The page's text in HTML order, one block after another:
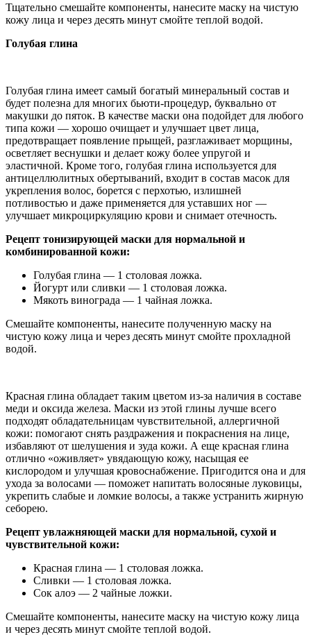
Тщательно смешайте компоненты, нанесите маску на чистую
кожу лица и через десять минут смойте теплой водой.
Голубая глина
Голубая глина имеет самый богатый минеральный состав и
будет полезна для многих бьюти-процедур, буквально от
макушки до пяток. В качестве маски она подойдет для любого
типа кожи — хорошо очищает и улучшает цвет лица,
предотвращает появление прыщей, разглаживает морщины,
осветляет веснушки и делает кожу более упругой и
эластичной. Кроме того, голубая глина используется для
антицеллюлитных обертываний, входит в состав масок для
укрепления волос, борется с перхотью, излишней
потливостью и даже применяется для уставших ног —
улучшает микроциркуляцию крови и снимает отечность.
Рецепт тонизирующей маски для нормальной и
комбинированной кожи:
Голубая глина — 1 столовая ложка.
Йогурт или сливки — 1 столовая ложка.
Мякоть винограда — 1 чайная ложка.
Смешайте компоненты, нанесите полученную маску на
чистую кожу лица и через десять минут смойте прохладной
водой.
Красная глина обладает таким цветом из-за наличия в составе
меди и оксида железа. Маски из этой глины лучше всего
подходят обладательницам чувствительной, аллергичной
кожи: помогают снять раздражения и покраснения на лице,
избавляют от шелушения и зуда кожи. А еще красная глина
отлично «оживляет» увядающую кожу, насыщая ее
кислородом и улучшая кровоснабжение. Пригодится она и для
ухода за волосами — поможет напитать волосяные луковицы,
укрепить слабые и ломкие волосы, а также устранить жирную
себорею.
Рецепт увлажняющей маски для нормальной, сухой и
чувствительной кожи:
Красная глина — 1 столовая ложка.
Сливки — 1 столовая ложка.
Сок алоэ — 2 чайные ложки.
Смешайте компоненты, нанесите маску на чистую кожу лица
и через десять минут смойте теплой водой.